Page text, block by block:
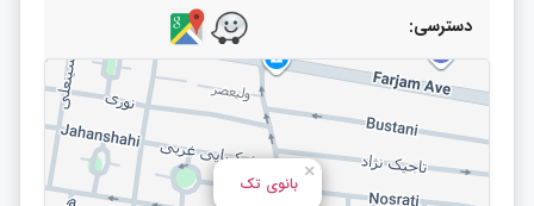
دسترسی:
بانوی تک
×